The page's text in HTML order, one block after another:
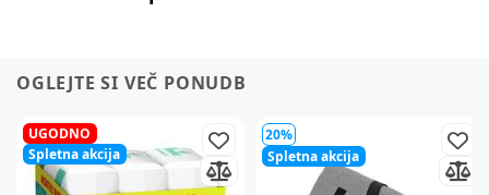
OGLEJTE SI VEČ PONUDB
UGODNO
Spletna akcija
20%
Spletna akcija